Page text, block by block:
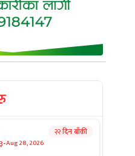
-Aug 28, 2026
२२ दिन बाँकी